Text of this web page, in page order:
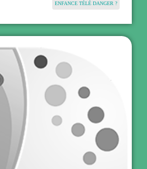
ENFANCE TÉLÉ DANGER ?